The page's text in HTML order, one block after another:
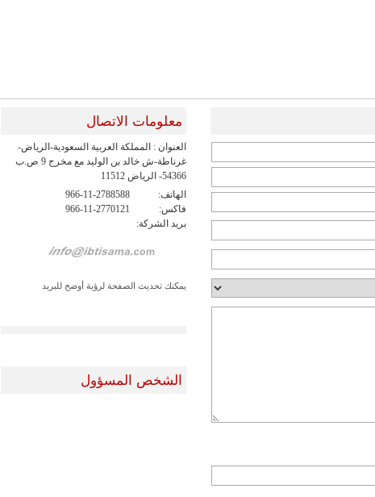
معلومات الاتصال
العنوان : المملكة العربية السعودية-الرياض-
غرناطة-ش خالد بن الوليد مع مخرج 9 ص.ب
54366- الرياض 11512
الهاتف:
966-11-2788588
فاكس:
966-11-2770121
بريد الشركة:
يمكنك تحديث الصفحة لرؤية أوضح للبريد
الشخص المسؤول